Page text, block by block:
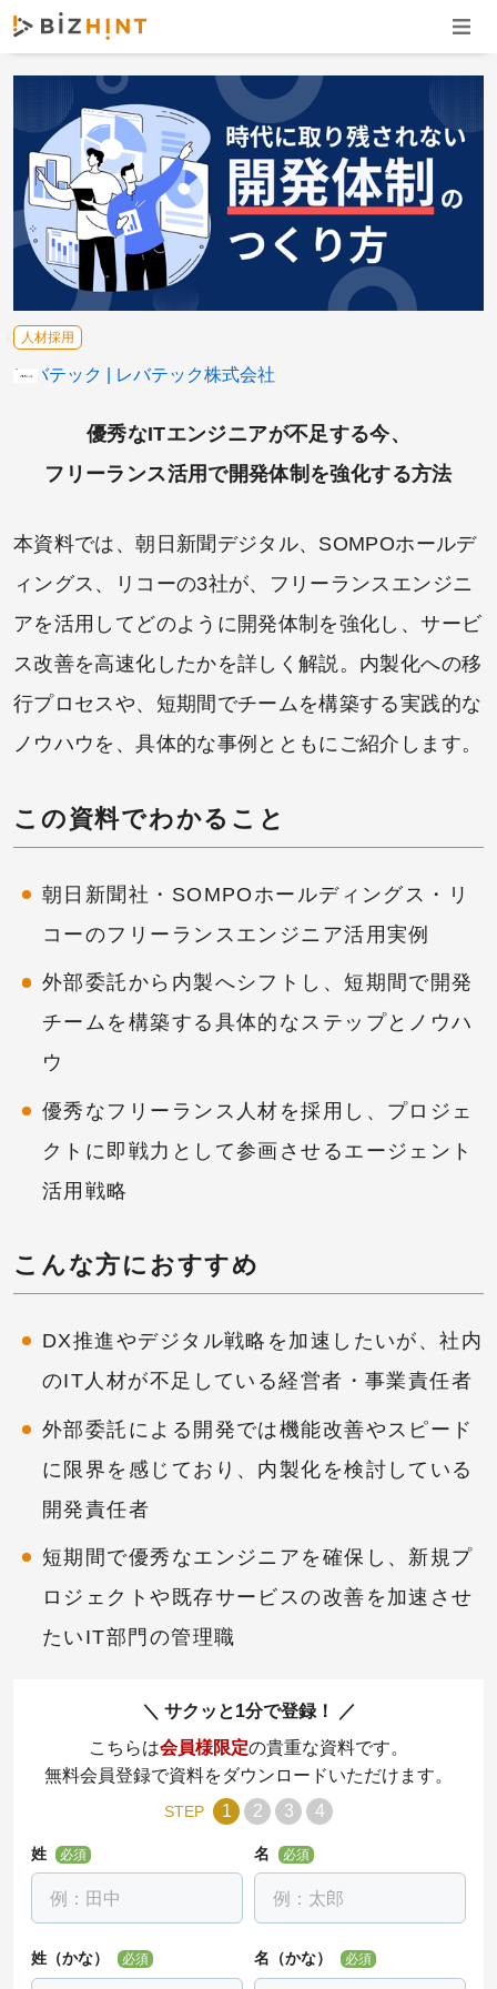
ナビ
優秀なITエンジニアが不足する今、
フリーランス活用で開発体制を強化する方法
本資料では、朝日新聞デジタル、SOMPOホールデ
ィングス、リコーの3社が、フリーランスエンジニ
アを活用してどのように開発体制を強化し、サービ
ス改善を高速化したかを詳しく解説。内製化への移
行プロセスや、短期間でチームを構築する実践的な
ノウハウを、具体的な事例とともにご紹介します。
この資料でわかること
朝日新聞社・SOMPOホールディングス・リ
コーのフリーランスエンジニア活用実例
外部委託から内製へシフトし、短期間で開発
チームを構築する具体的なステップとノウハ
ウ
優秀なフリーランス人材を採用し、プロジェ
クトに即戦力として参画させるエージェント
活用戦略
こんな方におすすめ
DX推進やデジタル戦略を加速したいが、社内
のIT人材が不足している経営者・事業責任者
外部委託による開発では機能改善やスピード
に限界を感じており、内製化を検討している
開発責任者
短期間で優秀なエンジニアを確保し、新規プ
ロジェクトや既存サービスの改善を加速させ
たいIT部門の管理職
人材採用
レバテック レバテック株式会社
サクッと1分で登録！
こちらは会員様限定の貴重な資料です。
無料会員登録で資料をダウンロードいただけます。
STEP 1 2 3 4
姓 必須 名 必須
姓（かな） 必須 名（かな） 必須